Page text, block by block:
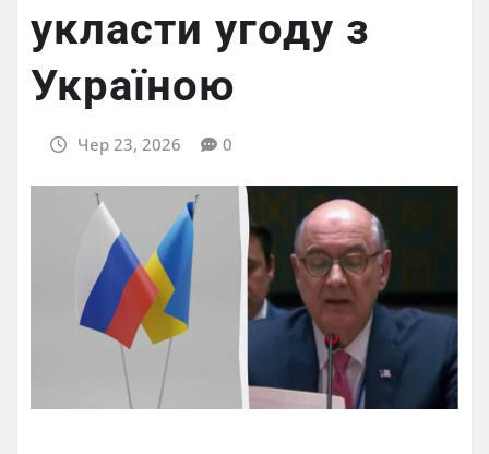
укласти угоду з
Україною
Чер 23, 2026 0